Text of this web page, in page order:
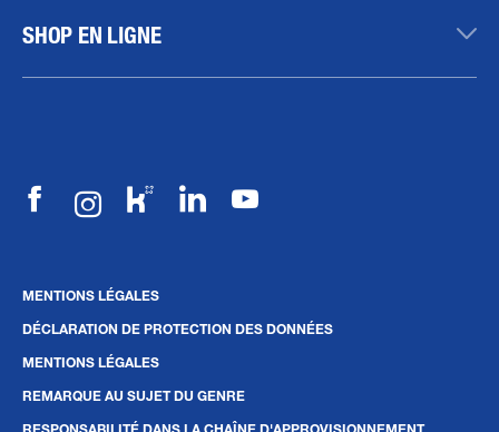
SHOP EN LIGNE
MENTIONS LÉGALES
DÉCLARATION DE PROTECTION DES DONNÉES
MENTIONS LÉGALES
REMARQUE AU SUJET DU GENRE
RESPONSABILITÉ DANS LA CHAÎNE D'APPROVISIONNEMENT